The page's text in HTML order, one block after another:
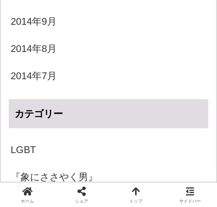
2014年9月
2014年8月
2014年7月
カテゴリー
LGBT
『象にささやく男』
きょうのダジャレ
ホーム シェア トップ サイドバー